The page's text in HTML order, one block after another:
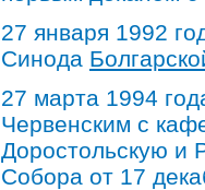
27 января 1992
Синода
27 марта 1994
Червенским с
Доростольскую и
Собора от 17